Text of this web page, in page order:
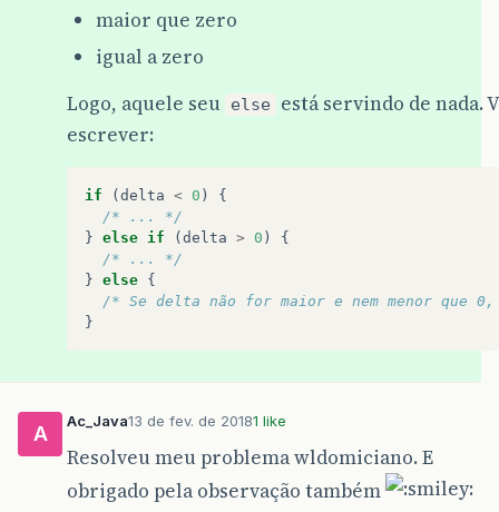
maior que zero
igual a zero
Logo, aquele seu else está servindo de nada.
escrever:
if (delta < 0 )
{
/* ... */
} else if (delta > 0 )
{
/* ... */
} else {
/* Se delta não for maior e nem menor que
}
A
Ac_Java13 de fev. de 20181 like
Resolveu meu problema wldomiciano. E
obrigado pela observação também